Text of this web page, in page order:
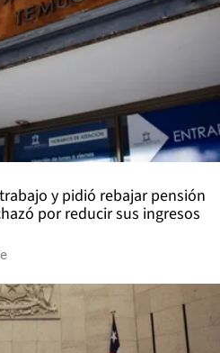
y pidió rebajar pensión
por reducir sus ingresos